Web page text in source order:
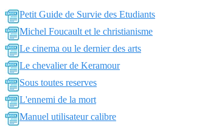
Petit Guide de Survie des Etudiants
Michel Foucault et le christianisme
Le cinema ou le dernier des arts
Le chevalier de Keramour
Sous toutes reserves
L'ennemi de la mort
Manuel utilisateur calibre